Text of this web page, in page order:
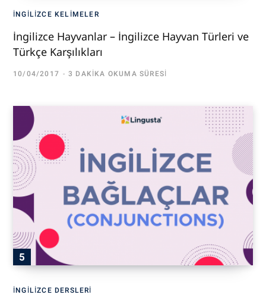
İNGILIZCE KELIMELER
İngilizce Hayvanlar – İngilizce Hayvan Türleri ve
Türkçe Karşılıkları
10/04/2017 3 DAKIKA OKUMA SÜRESI
İNGILIZCE DERSLERI